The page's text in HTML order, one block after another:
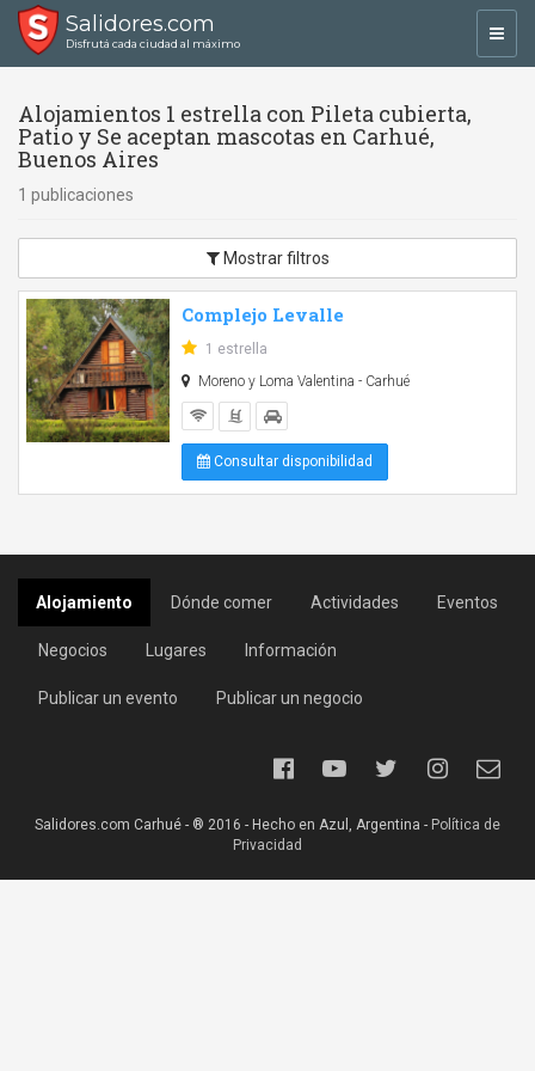
Salidores.com
Disfrutá cada ciudad al máximo
Alojamientos 1 estrella con Pileta cubierta,
Patio y Se aceptan mascotas en Carhué,
Buenos Aires
1 publicaciones
Mostrar filtros
Complejo Levalle
1 estrella
Moreno y Loma Valentina - Carhué
Consultar disponibilidad
Alojamiento Dónde comer Actividades Eventos
Negocios Lugares Información
Publicar un evento Publicar un negocio
Salidores.com Carhué - ® 2016 - Hecho en Azul, Argentina - Política de
Privacidad